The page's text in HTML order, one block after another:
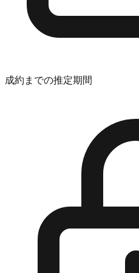
成約までの推定期間